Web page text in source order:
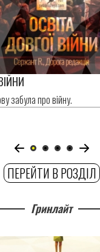
забула про війну.
ПЕРЕЙТИ В РОЗДІЛ
Гринлайт